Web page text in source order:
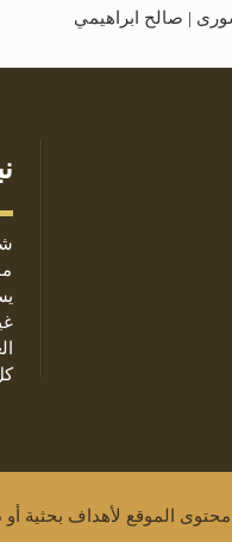
| صالح ابراهيمي
الموقع لأهداف بحثية